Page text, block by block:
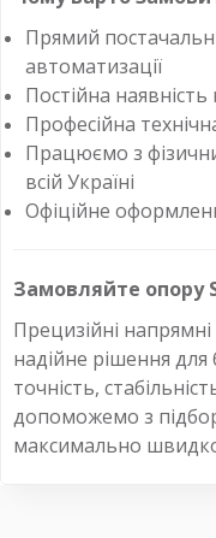
Прямий
автоматизації
Постійна наявність
Професійна
Працюємо з
всій Україні
Офіційне
Замовляйте опору
Прецизійні напрямні
надійне рішення
точність,
допоможемо з
максимально